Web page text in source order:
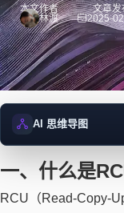
本文作者
林渡
文章发
2025-
AI 思维导图
正在加载思维导图...
一、什么是
RCU（Read-Copy-